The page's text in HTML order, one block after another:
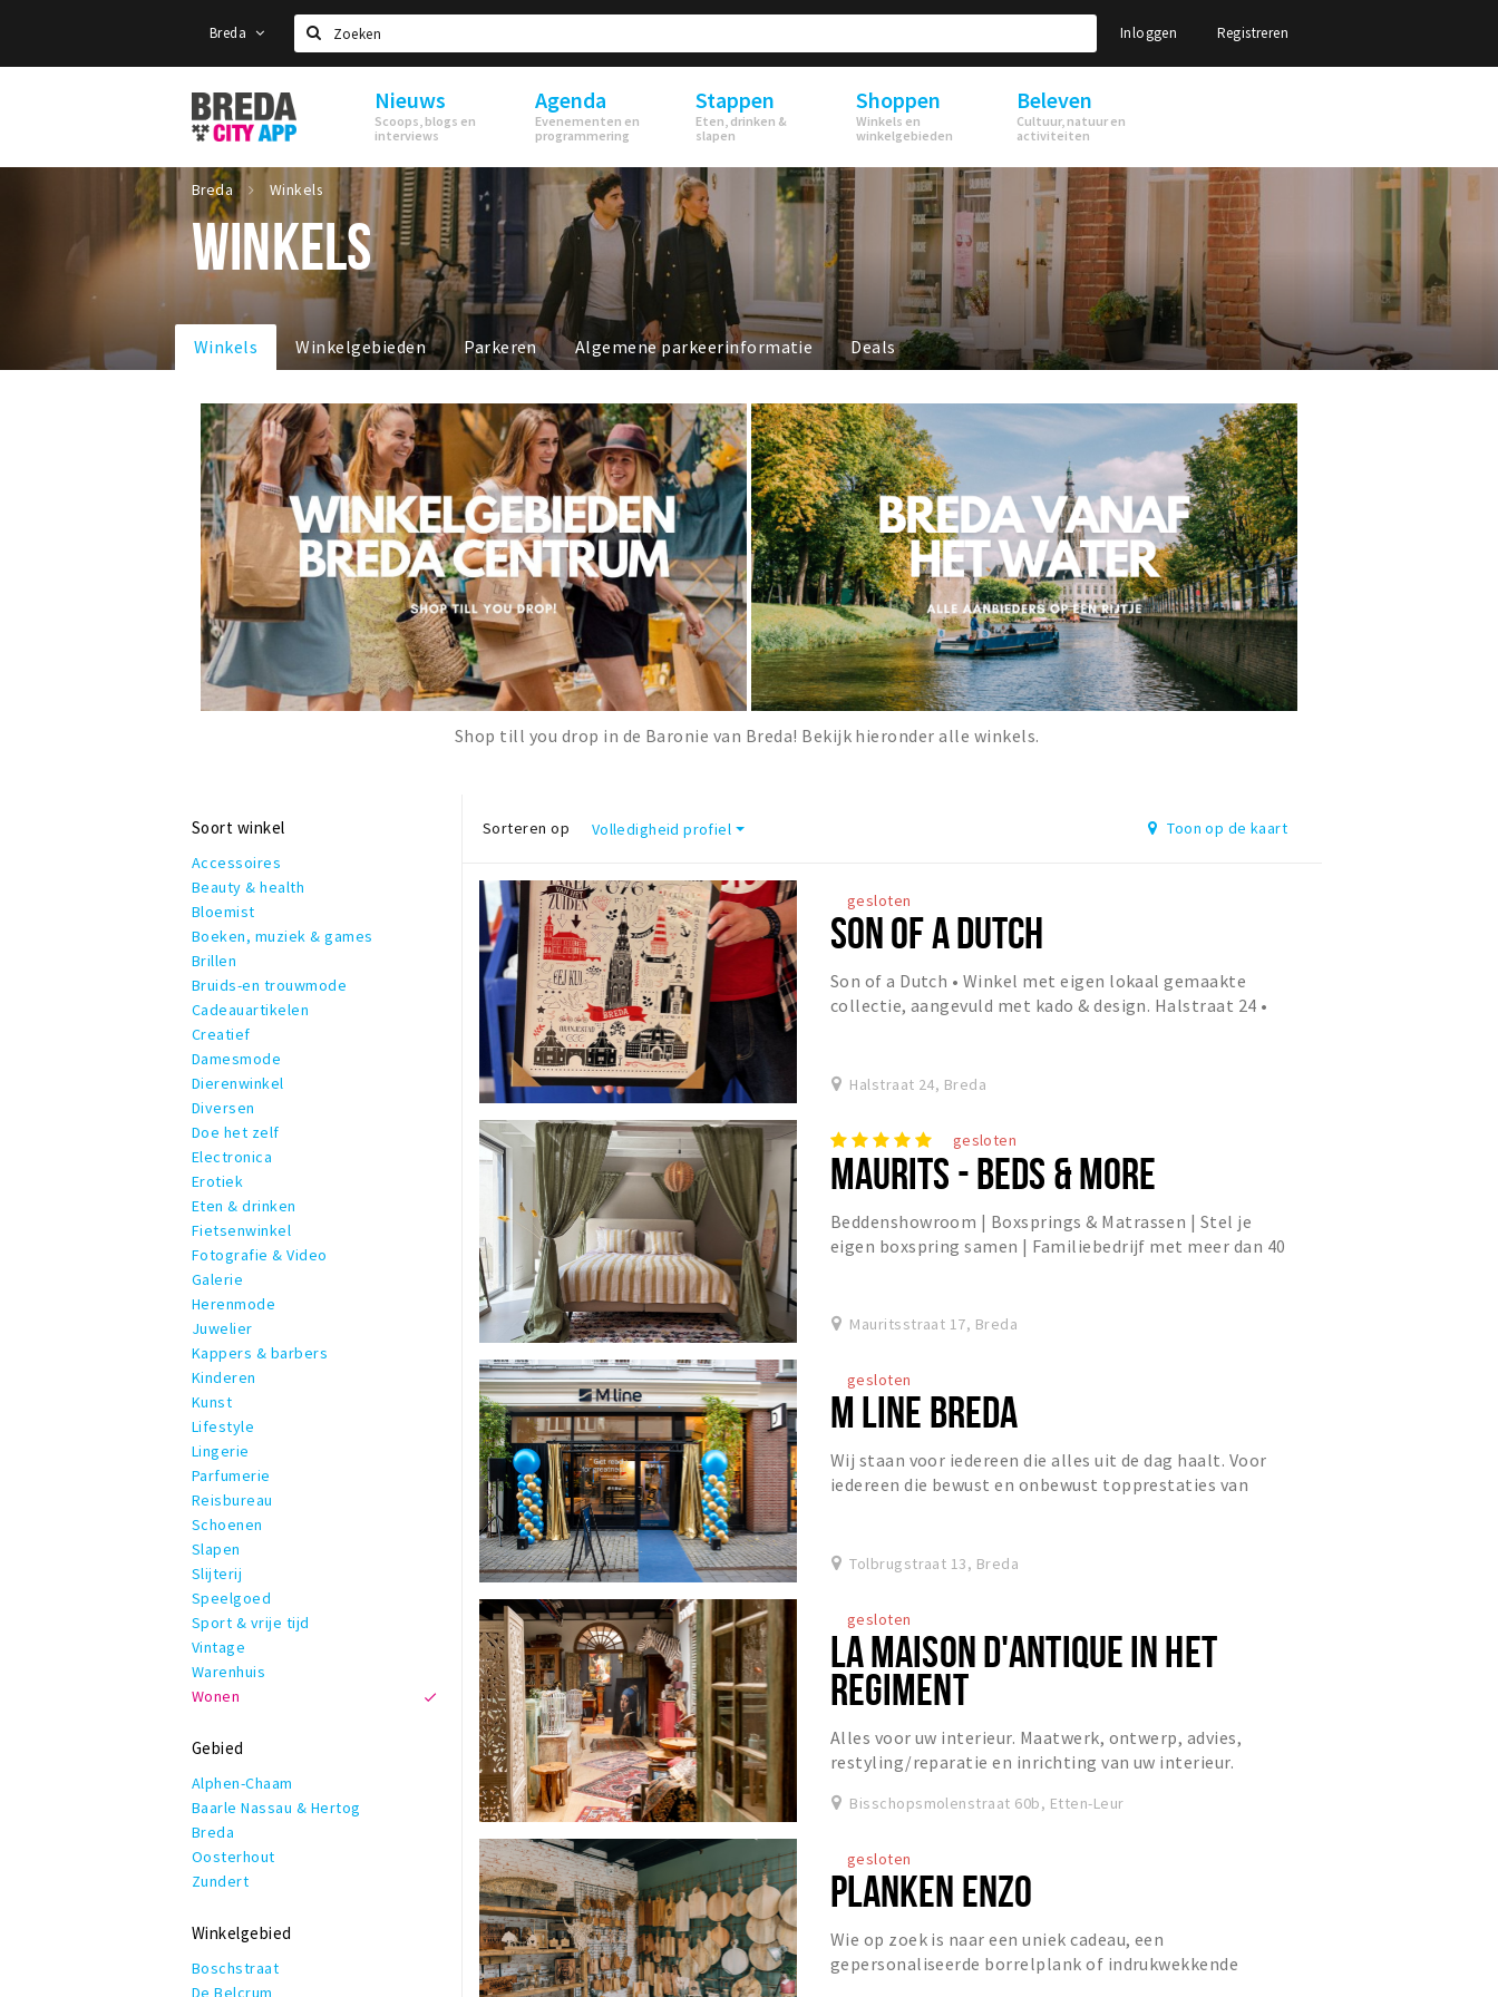
Breda
Zoeken
Inloggen Registreren
Stappen
&
Shoppen
Breda
Nieuws
Scoops, blogs en
interviews
Agenda
Evenementen en
programmering
Stappen
Eten, drinken &
slapen
Shoppen
Winkels en
winkelgebieden
Beleven
Cultuur, natuur en
activiteiten
Breda Winkels
WINKELS
Winkels Winkelgebieden Parkeren Algemene parkeerinformatie Deals
Shop till you drop in de Baronie van Breda! Bekijk hieronder alle winkels.
Soort winkel
Accessoires
Beauty & health
Bloemist
Boeken, muziek & games
Brillen
Bruids-en trouwmode
Cadeauartikelen
Creatief
Damesmode
Dierenwinkel
Diversen
Doe het zelf
Electronica
Erotiek
Eten & drinken
Fietsenwinkel
Fotografie & Video
Galerie
Herenmode
Juwelier
Kappers & barbers
Kinderen
Kunst
Lifestyle
Lingerie
Parfumerie
Reisbureau
Schoenen
Slapen
Slijterij
Speelgoed
Sport & vrije tijd
Vintage
Warenhuis
Wonen
Gebied
Alphen-Chaam
Baarle Nassau & Hertog
Breda
Oosterhout
Zundert
Winkelgebied
Boschstraat
De Belcrum
Sorteren op Volledigheid profiel Toon op de kaart
gesloten
SON OF A DUTCH
Son of a Dutch • Winkel met eigen lokaal gemaakte
collectie, aangevuld met kado & design. Halstraat 24 •
Halstraat 24, Breda
gesloten
MAURITS - BEDS & MORE
Beddenshowroom | Boxsprings & Matrassen | Stel je
eigen boxspring samen | Familiebedrijf met meer dan 40
Mauritsstraat 17, Breda
gesloten
M LINE BREDA
Wij staan voor iedereen die alles uit de dag haalt. Voor
iedereen die bewust en onbewust topprestaties van
Tolbrugstraat 13, Breda
gesloten
LA MAISON D'ANTIQUE IN HET
REGIMENT
Alles voor uw interieur. Maatwerk, ontwerp, advies,
restyling/reparatie en inrichting van uw interieur.
Bisschopsmolenstraat 60b, Etten-Leur
gesloten
PLANKEN ENZO
Wie op zoek is naar een uniek cadeau, een
gepersonaliseerde borrelplank of indrukwekkende